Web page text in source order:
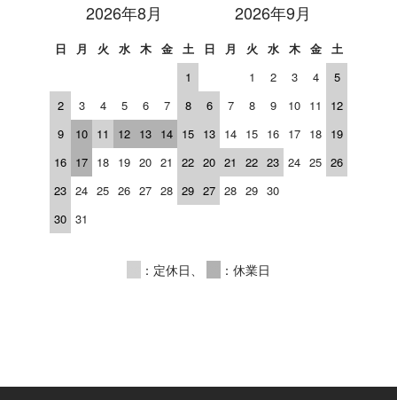
2026年8月
日 月 火 水 木 金
土
1
2
3 4 5 6 7
8
9
10 11 12 13 14 15
16 17 18 19 20 21
22
23 24 25 26 27 28 29
30 31
2026年9月
日 月 火 水 木 金
土
1
2 3 4
5
6
7 8 9 10 11
12
13 14 15 16 17 18 19
20 21 22 23 24 25 26
27 28 29 30
：定休日、 ：休業日